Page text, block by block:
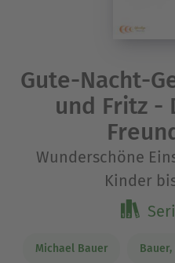
Gute-Nacht-
und Fritz -
Wunderschöne
Kinder
Michael Bauer